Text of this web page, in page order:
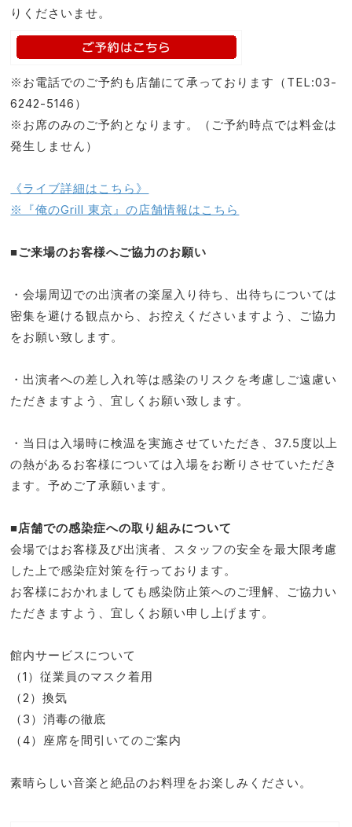
りくださいませ。
※お電話でのご予約も店舗にて承っております（TEL:03-
6242-5146）
※お席のみのご予約となります。（ご予約時点では料金は
発生しません）
《ライブ詳細はこちら》
※『俺のGrill 東京』の店舗情報はこちら
■ご来場のお客様へご協力のお願い
・会場周辺での出演者の楽屋入り待ち、出待ちについては
密集を避ける観点から、お控えくださいますよう、ご協力
をお願い致します。
・出演者への差し入れ等は感染のリスクを考慮しご遠慮い
ただきますよう、宜しくお願い致します。
・当日は入場時に検温を実施させていただき、37.5度以上
の熱があるお客様については入場をお断りさせていただき
ます。予めご了承願います。
■店舗での感染症への取り組みについて
会場ではお客様及び出演者、スタッフの安全を最大限考慮
した上で感染症対策を行っております。
お客様におかれましても感染防止策へのご理解、ご協力い
ただきますよう、宜しくお願い申し上げます。
館内サービスについて
（1）従業員のマスク着用
（2）換気
（3）消毒の徹底
（4）座席を間引いてのご案内
素晴らしい音楽と絶品のお料理をお楽しみください。